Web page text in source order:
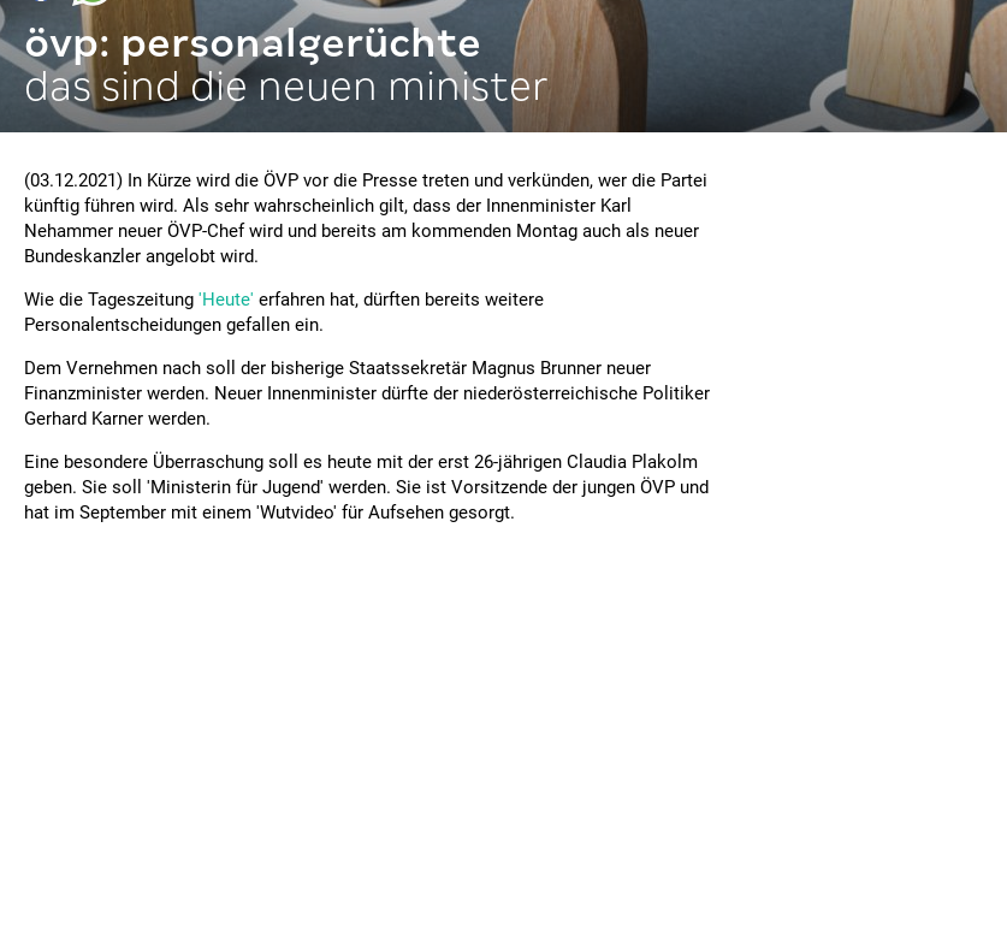
övp: personalgerüchte
das sind die neuen minister
(03.12.2021) In Kürze wird die ÖVP vor die Presse treten und verkünden, wer die Partei
künftig führen wird. Als sehr wahrscheinlich gilt, dass der Innenminister Karl
Nehammer neuer ÖVP-Chef wird und bereits am kommenden Montag auch als neuer
Bundeskanzler angelobt wird.
Wie die Tageszeitung 'Heute' erfahren hat, dürften bereits weitere
Personalentscheidungen gefallen ein.
Dem Vernehmen nach soll der bisherige Staatssekretär Magnus Brunner neuer
Finanzminister werden. Neuer Innenminister dürfte der niederösterreichische Politiker
Gerhard Karner werden.
Eine besondere Überraschung soll es heute mit der erst 26-jährigen Claudia Plakolm
geben. Sie soll 'Ministerin für Jugend' werden. Sie ist Vorsitzende der jungen ÖVP und
hat im September mit einem 'Wutvideo' für Aufsehen gesorgt.